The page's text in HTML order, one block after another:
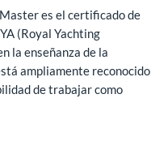
es el certificado de
(Royal Yachting
la enseñanza de la
ampliamente reconocido
de trabajar como